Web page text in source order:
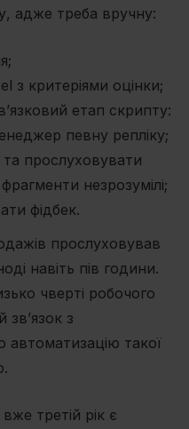
адже треба вручну:
з критеріями оцінки;
етап скрипту:
певну репліку;
прослуховувати
незрозумілі;
фідбек.
прослуховував
навіть пів години.
чверті робочого
зв’язок з
такої
третій рік є